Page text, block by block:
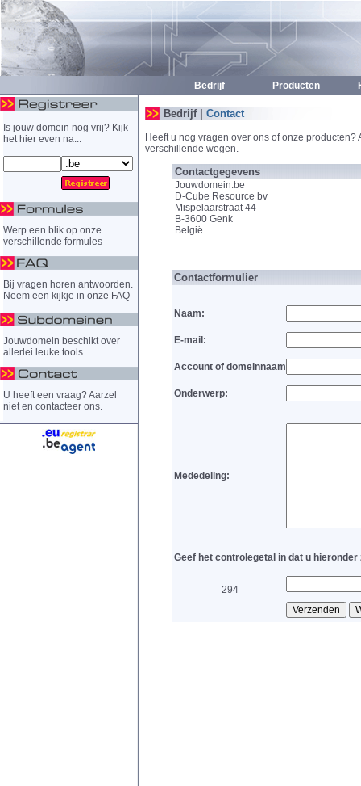
Bedrijf Producten
Is jouw domein nog vrij? Kijk
het hier even na...
Werp een blik op onze
verschillende formules
Bij vragen horen antwoorden.
Neem een kijkje in onze FAQ
Jouwdomein beschikt over
allerlei leuke tools.
U heeft een vraag? Aarzel
niet en contacteer ons.
Bedrijf | Contact
Heeft u nog vragen over ons of onze
verschillende wegen.
Contactgegevens
Jouwdomein.be
D-Cube Resource bv
Mispelaarstraat 44
B-3600 Genk
België
Contactformulier
Naam:
E-mail:
Account of domeinnaam
Onderwerp:
Mededeling:
Geef het controlegetal in dat u hieronder
294